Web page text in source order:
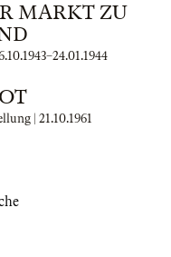
MARKT ZU
–24.01.1944
| 21.10.1961